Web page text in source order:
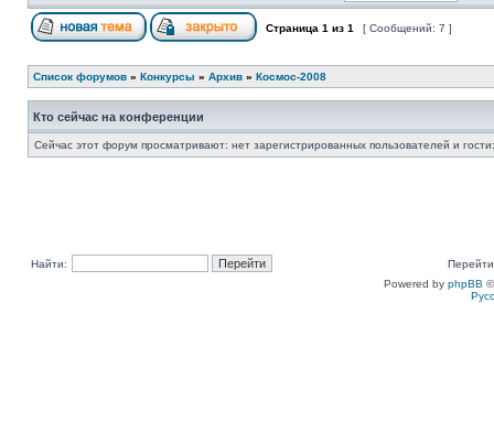
Страница 1 из 1 [ Сообщений: 7 ]
Список форумов » Конкурсы » Архив » Космос-2008
Кто сейчас на конференции
Сейчас этот форум просматривают: нет зарегистрированных пользователей и
Найти:
Powered by phpBB